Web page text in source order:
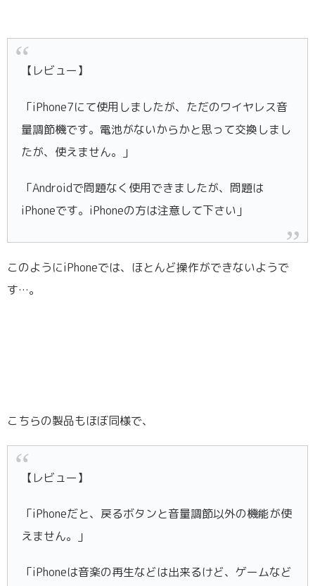
【レビュー】
「iPhone7にて使用しましたが、ただのワイヤレス音
量調節機です。電池がないからかと思って交換しまし
たが、使えません。」
「Androidで問題なく使用できましたが、問題は
iPhoneです。iPhoneの方は注意して下さい」
このようにiPhoneでは、ほとんど操作ができないようで
す…。
こちらの製品もほぼ同様で、
【レビュー】
「iPhoneだと、戻るボタンと音量調節以外の機能が使
えません。」
「iPhoneは音楽の再生などは出来るけど、ゲームなど